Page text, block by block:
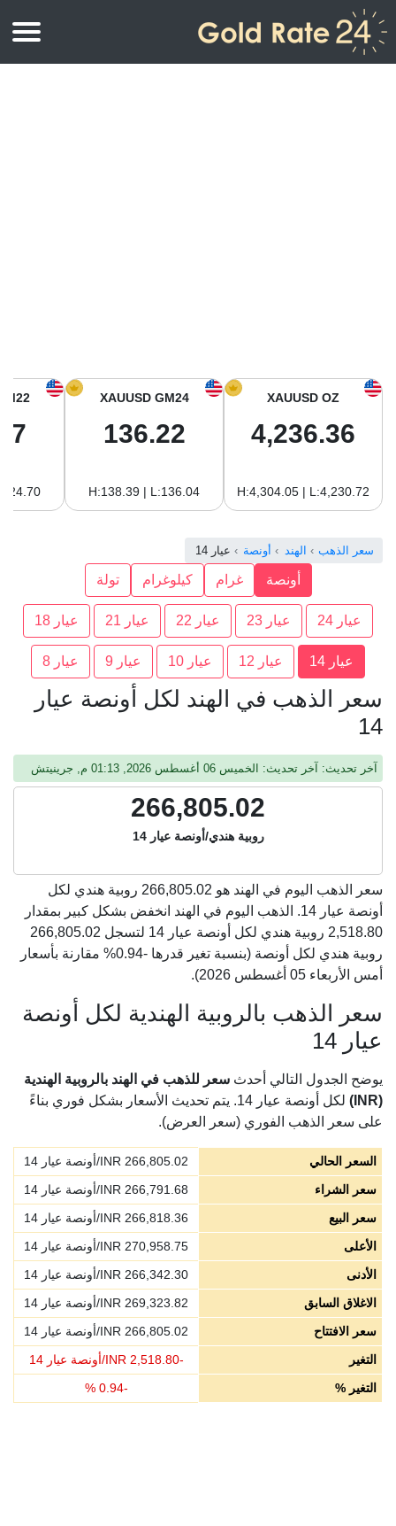
أسعار الذهب في أمريكا الجنوبية
XAUUSD OZ
4,236.36
H:4,304.05 | L:4,230.72
XAUUSD GM24
136.22
H:138.39 | L:136.04
سعر الذهب الهند أونصة عيار 14
أونصة غرام كيلوغرام تولة
عيار 24 عيار 23 عيار 22 عيار 21 عيار 18
عيار 14 عيار 12 عيار 10 عيار 9 عيار 8
سعر الذهب في الهند لكل أونصة عيار
14
آخر تحديث: آخر تحديث: الخميس 06 أغسطس 2026, 01:13 م, جرينيتش
266,805.02
روبية هندي/أونصة عيار 14
سعر الذهب اليوم في الهند هو 266,805.02 روبية هندي لكل
أونصة عيار 14. الذهب اليوم في الهند انخفض بشكل كبير بمقدار
2,518.80 روبية هندي لكل أونصة عيار 14 لتسجل 266,805.02
روبية هندي لكل أونصة (بنسبة تغير قدرها -0.94% مقارنة بأسعار
أمس الأربعاء 05 أغسطس 2026).
سعر الذهب بالروبية الهندية لكل أونصة
عيار 14
يوضح الجدول التالي أحدث سعر للذهب في الهند بالروبية الهندية
(INR)
لكل أونصة عيار 14. يتم تحديث الأسعار بشكل فوري بناءً
على سعر الذهب الفوري (سعر العرض).
السعر الحالي 266,805.02
سعر الشراء
266,791.68
سعر البيع
266,818.36
الأعلى
270,958.75
الأدنى
266,342.30
الاغلاق السابق
269,323.82
سعر الافتتاح
266,805.02
التغير
-
2,518.80
التغير %
-
0.94
%